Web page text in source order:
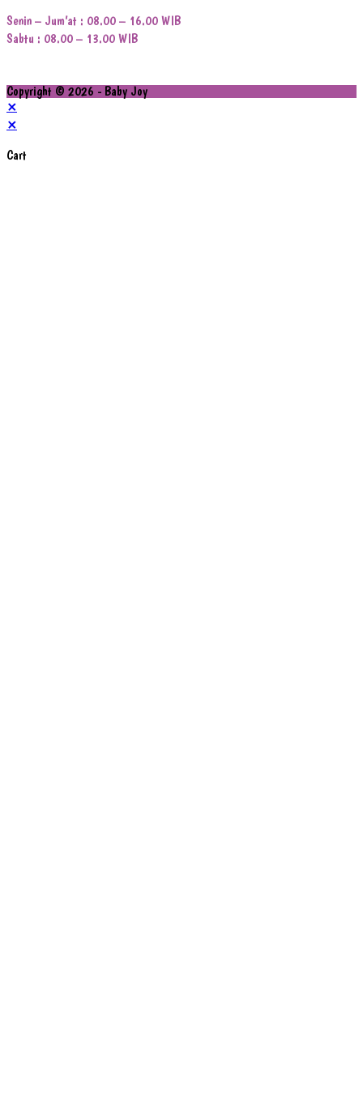
Senin – Jum’at : 08.00 – 16.00 WIB
Sabtu : 08.00 – 13.00 WIB
Copyright © 2026 - Baby Joy
×
×
Cart